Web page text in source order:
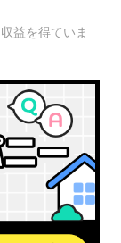
益を得ていま